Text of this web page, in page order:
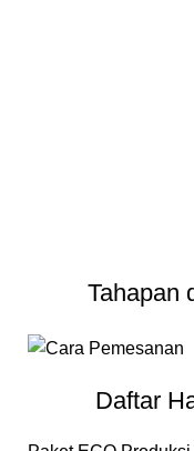
Tahapan
Daftar